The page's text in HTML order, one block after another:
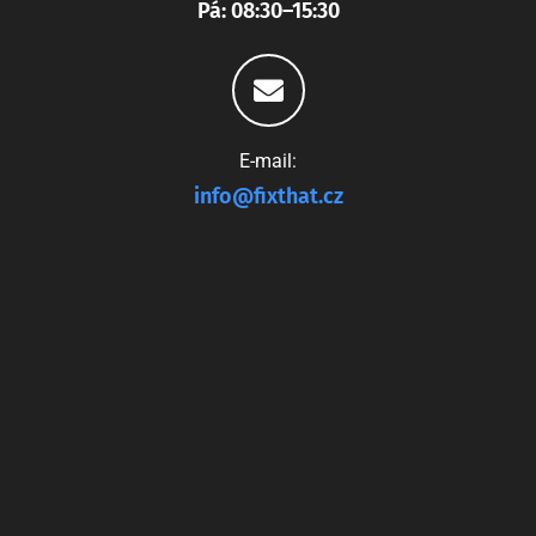
Pá: 08:30–15:30
E-mail:
info@fixthat.cz